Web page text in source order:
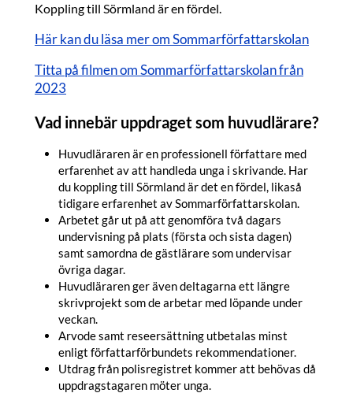
Koppling till Sörmland är en fördel.
Här kan du läsa mer om Sommarförfattarskolan
Titta på filmen om Sommarförfattarskolan från
2023
Vad innebär uppdraget som huvudlärare?
Huvudläraren är en professionell författare med
erfarenhet av att handleda unga i skrivande. Har
du koppling till Sörmland är det en fördel, likaså
tidigare erfarenhet av Sommarförfattarskolan.
Arbetet går ut på att genomföra två dagars
undervisning på plats (första och sista dagen)
samt samordna de gästlärare som undervisar
övriga dagar.
Huvudläraren ger även deltagarna ett längre
skrivprojekt som de arbetar med löpande under
veckan.
Arvode samt reseersättning utbetalas minst
enligt författarförbundets rekommendationer.
Utdrag från polisregistret kommer att behövas då
uppdragstagaren möter unga.